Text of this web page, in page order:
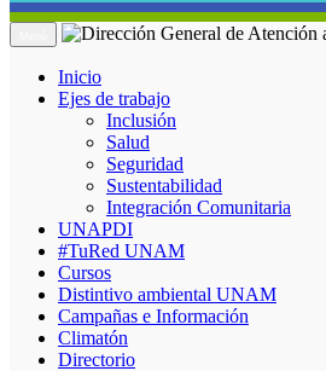
Inicio
Ejes de trabajo
Inclusión
Salud
Seguridad
Sustentabilidad
Integración Comunitaria
UNAPDI
#TuRed UNAM
Cursos
Distintivo ambiental UNAM
Campañas e Información
Climatón
Directorio